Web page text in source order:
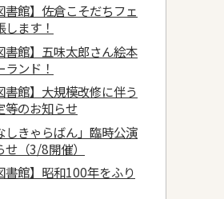
書館】佐倉こそだちフェ
します！
書館】五味太郎さん絵本
ランド！
書館】大規模改修に伴う
等のお知らせ
しきゃらばん」臨時公演
せ（3/8開催）
書館】昭和100年をふり